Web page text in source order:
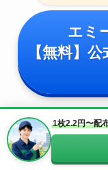
エミ
【無料】
複数のポスティ
りできる
1枚2.2円〜配